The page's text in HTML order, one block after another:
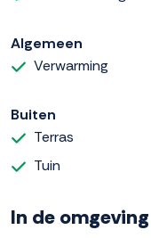
Algemeen
Verwarming
Buiten
Terras
Tuin
In de omgeving